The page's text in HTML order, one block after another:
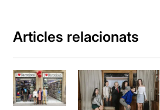
Articles relacionats